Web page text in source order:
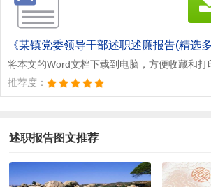
将本文的Word文档下载到电脑，方便收藏和打
推荐度：
述职报告图文推荐